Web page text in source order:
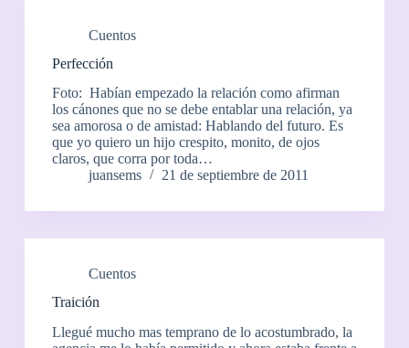
Cuentos
Perfección
Foto: Habían empezado la relación como afirman
los cánones que no se debe entablar una relación, ya
sea amorosa o de amistad: Hablando del futuro. Es
que yo quiero un hijo crespito, monito, de ojos
claros, que corra por toda…
juansems
21 de septiembre de 2011
Cuentos
Traición
Llegué mucho mas temprano de lo acostumbrado, la